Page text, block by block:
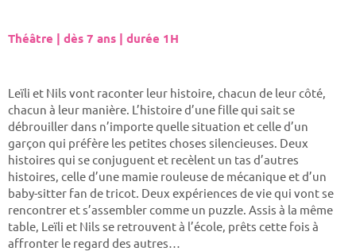
Théâtre | dès 7 ans | durée 1H
Leïli et Nils vont raconter leur histoire, chacun de leur côté,
chacun à leur manière. L’histoire d’une fille qui sait se
débrouiller dans n’importe quelle situation et celle d’un
garçon qui préfère les petites choses silencieuses. Deux
histoires qui se conjuguent et recèlent un tas d’autres
histoires, celle d’une mamie rouleuse de mécanique et d’un
baby-sitter fan de tricot. Deux expériences de vie qui vont se
rencontrer et s’assembler comme un puzzle. Assis à la même
table, Leïli et Nils se retrouvent à l’école, prêts cette fois à
affronter le regard des autres…